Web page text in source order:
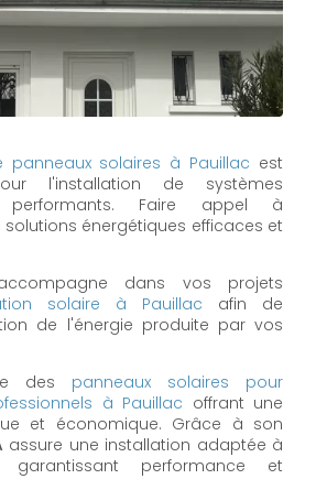
panneaux solaires à Pauillac est
l'installation de systèmes
performants. Faire appel à
énergétiques efficaces et
dans vos projets
solaire à Pauillac afin de
de l'énergie produite par vos
des panneaux solaires pour
à Pauillac offrant une
et économique. Grâce à son
assure une installation adaptée à
garantissant performance et